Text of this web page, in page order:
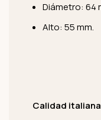
Diámetro: 64
Alto: 55 mm.
Calidad italiana